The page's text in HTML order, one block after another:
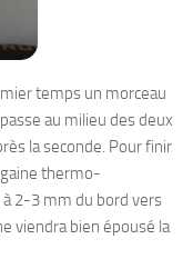
temps un morceau
au milieu des deux
la seconde. Pour finir
thermo-
2-3 mm du bord vers
viendra bien épousé la